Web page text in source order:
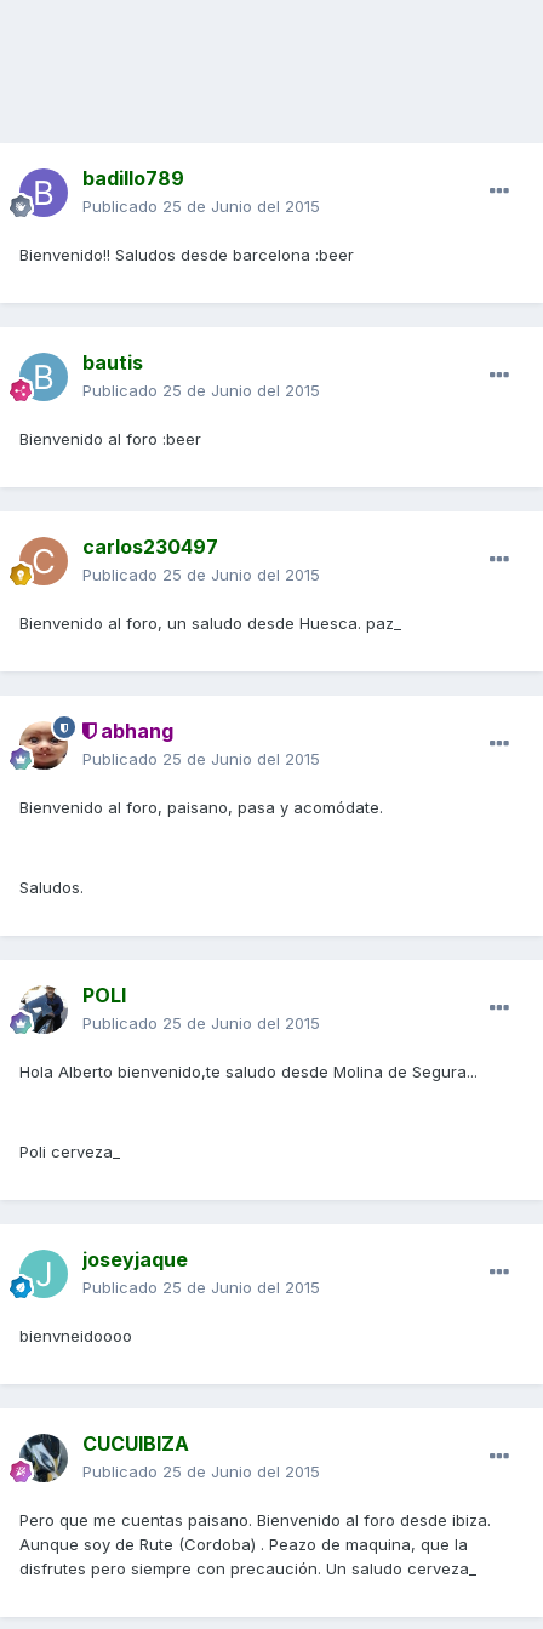
badillo789
Publicado 25 de Junio del 2015
Bienvenido!! Saludos desde barcelona :beer
bautis
Publicado 25 de Junio del 2015
Bienvenido al foro :beer
carlos230497
Publicado 25 de Junio del 2015
Bienvenido al foro, un saludo desde Huesca. paz_
abhang
Publicado 25 de Junio del 2015
Bienvenido al foro, paisano, pasa y acomódate.
Saludos.
POLI
Publicado 25 de Junio del 2015
Hola Alberto bienvenido,te saludo desde Molina de Segura...
Poli cerveza_
joseyjaque
Publicado 25 de Junio del 2015
bienvneidoooo
CUCUIBIZA
Publicado 25 de Junio del 2015
Pero que me cuentas paisano. Bienvenido al foro desde ibiza.
Aunque soy de Rute (Cordoba) . Peazo de maquina, que la
disfrutes pero siempre con precaución. Un saludo cerveza_